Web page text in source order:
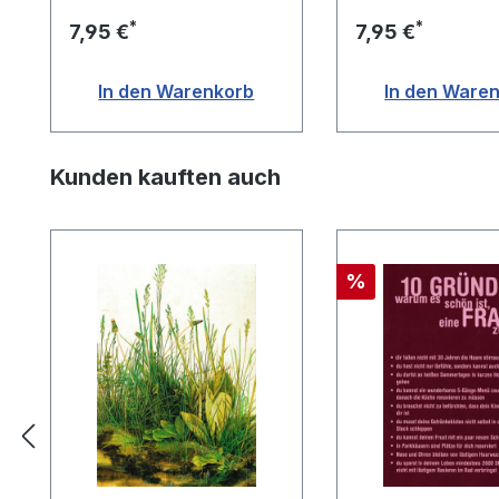
Tiermotiven
7,95 €*
In den Warenkorb
Hundemotiven
7,95 €*
In den
Produktgalerie überspringen
Kunden kauften auch
Rabatt
%